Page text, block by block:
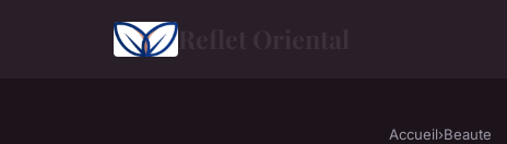
Reflet Oriental
Accueil›Beaute